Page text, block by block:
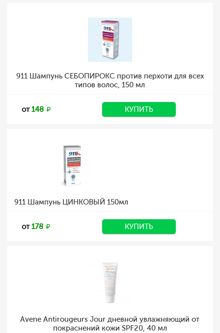
911 Шампунь СЕБОПИРОКС против перхоти для всех
типов волос, 150 мл
от148 КУПИТЬ
911 Шампунь ЦИНКОВЫЙ 150мл
от178 КУПИТЬ
Avene Antirougeurs Jour дневной увлажняющий от
покраснений кожи SPF20, 40 мл